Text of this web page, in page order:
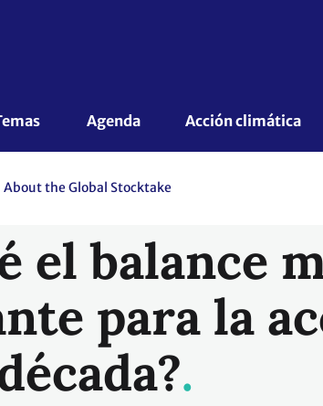
Agenda Acción climática
About the Global Stocktake
el balance
para la